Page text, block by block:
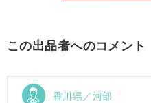
この出品者へのコメント
香川県／河部